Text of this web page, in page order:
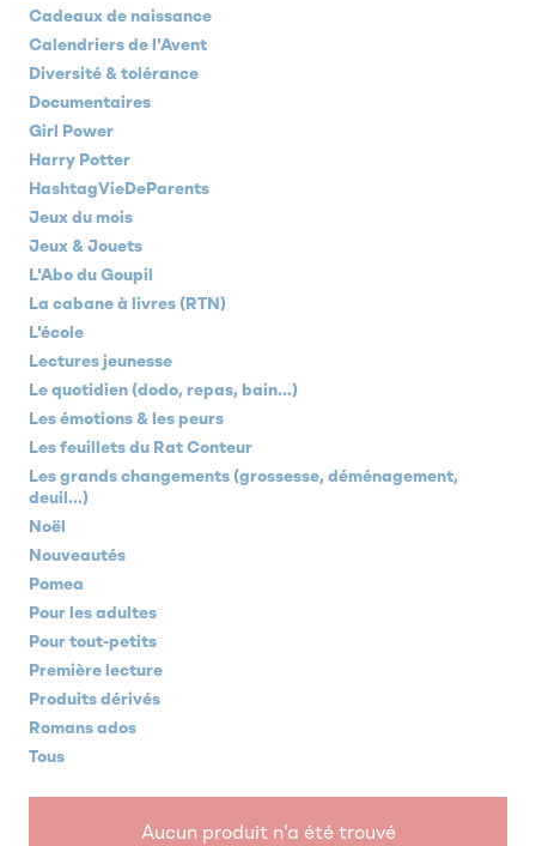
Cadeaux de naissance
Calendriers de l'Avent
Diversité & tolérance
Documentaires
Girl Power
Harry Potter
HashtagVieDeParents
Jeux du mois
Jeux & Jouets
L'Abo du Goupil
La cabane à livres (RTN)
L'école
Lectures jeunesse
Le quotidien (dodo, repas, bain...)
Les émotions & les peurs
Les feuillets du Rat Conteur
Les grands changements (grossesse, déménagement,
deuil...)
Noël
Nouveautés
Pomea
Pour les adultes
Pour tout-petits
Première lecture
Produits dérivés
Romans ados
Tous
Aucun produit n'a été trouvé